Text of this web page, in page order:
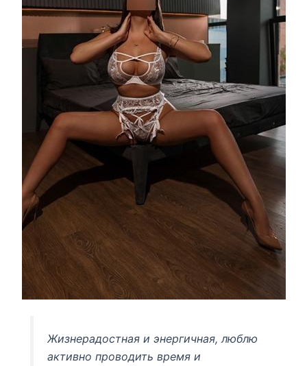
Жизнерадостная и энергичная, люблю
активно проводить время и